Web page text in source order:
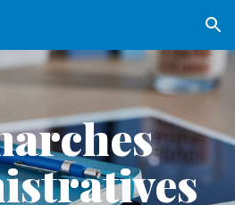
Skip to navigation